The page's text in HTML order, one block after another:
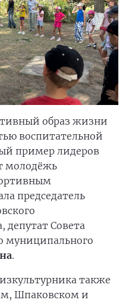
образ жизни
воспитательной
пример лидеров
молодёжь
председатель
депутат Совета
муниципального
.
также
Шпаковском и